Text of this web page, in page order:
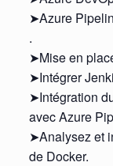
➤Azure
.
➤Mise en
➤Intégrer
➤Intégration
avec Azure
➤Analysez et
de Docker.